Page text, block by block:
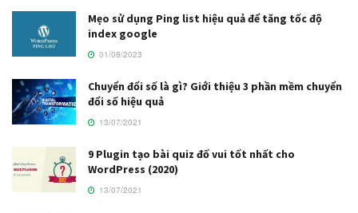
Mẹo sử dụng Ping list hiệu quả để tăng tốc độ
index google
01/08/2023
Chuyển đổi số là gì? Giới thiệu 3 phần mềm chuyển
đổi số hiệu quả
13/07/2021
9 Plugin tạo bài quiz đố vui tốt nhất cho
WordPress (2020)
13/07/2021